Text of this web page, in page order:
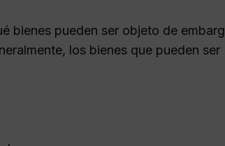
bienes pueden ser objeto de
los bienes que pueden ser